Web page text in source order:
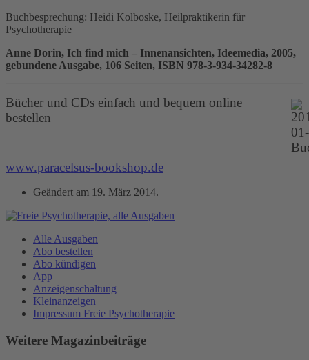
Buchbesprechung: Heidi Kolboske, Heilpraktikerin für
Psychotherapie
Anne Dorin, Ich find mich – Innenansichten, Ideemedia, 2005,
gebundene Ausgabe, 106 Seiten, ISBN 978-3-934-34282-8
Bücher und CDs einfach und bequem online
bestellen
www.paracelsus-bookshop.de
Geändert am 19. März 2014.
Alle Ausgaben
Abo bestellen
Abo kündigen
App
Anzeigenschaltung
Kleinanzeigen
Impressum Freie Psychotherapie
Weitere Magazinbeiträge